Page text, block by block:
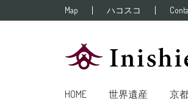
Map ハコスコ
HOME 世界遺産 京